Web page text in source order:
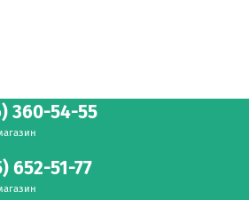
360-54-55
652-51-77